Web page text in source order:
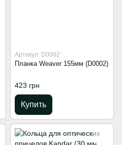
Артикул: D0002
Планка Weaver 155мм (D0002)
423 грн
Купить